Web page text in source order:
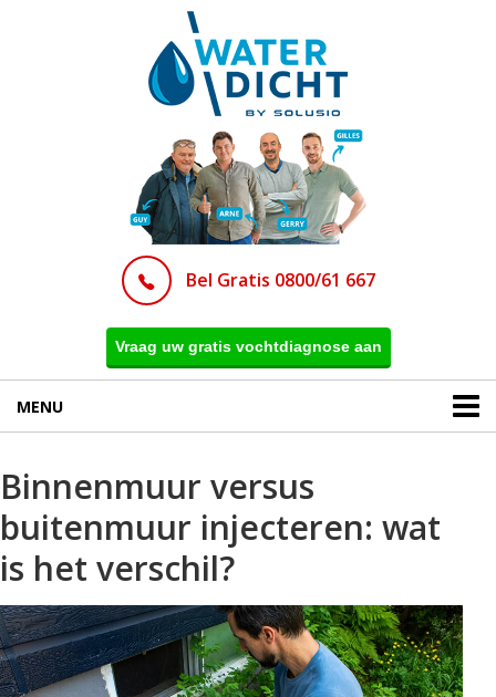
Bel Gratis 0800/61 667
Vraag uw gratis vochtdiagnose aan
MENU
Binnenmuur versus
buitenmuur injecteren: wat
is het verschil?